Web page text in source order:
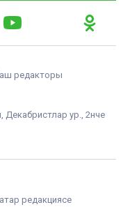
редакторы
Декабристлар ур., 2нче
редакциясе